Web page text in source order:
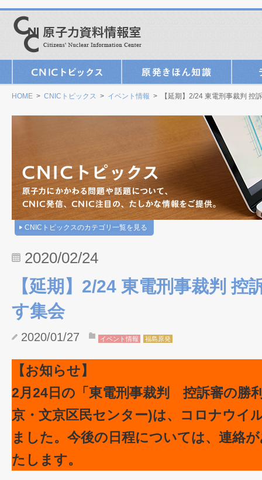
HOME > CNICトピックス > イベント情報 > 【延期】2/24 東電刑事裁判 控
CNICトピックスのカテゴリ一覧を見る
2020/02/24
【延期】2/24 東電刑事裁判 控
す集会
2020/01/27 イベント情報 福島原発
【お知らせ】
2月24日の「東電刑事裁判 控訴審の勝
京・文京区民センター)は、コロナウイ
ました。今後の日程については、連絡
たします。